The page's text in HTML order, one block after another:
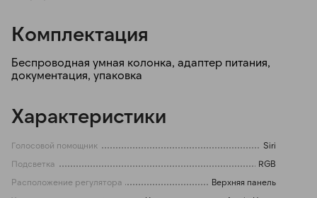
Комплектация
Беспроводная умная колонка, адаптер питания,
документация, упаковка
Характеристики
Голосовой помощник
Siri
Подсветка
RGB
Расположение регулятора
Верхняя панель